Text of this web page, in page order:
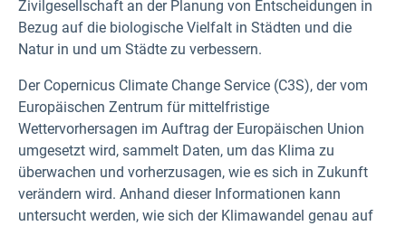
Zivilgesellschaft an der Planung von Entscheidungen in
Bezug auf die biologische Vielfalt in Städten und die
Natur in und um Städte zu verbessern.
Der Copernicus Climate Change Service (C3S), der vom
Europäischen Zentrum für mittelfristige
Wettervorhersagen im Auftrag der Europäischen Union
umgesetzt wird, sammelt Daten, um das Klima zu
überwachen und vorherzusagen, wie es sich in Zukunft
verändern wird. Anhand dieser Informationen kann
untersucht werden, wie sich der Klimawandel genau auf